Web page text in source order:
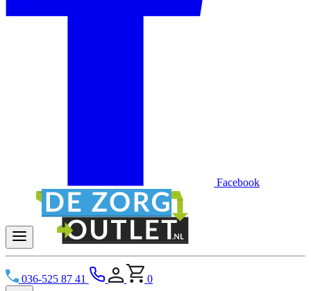
Facebook
036-525 87 41 0